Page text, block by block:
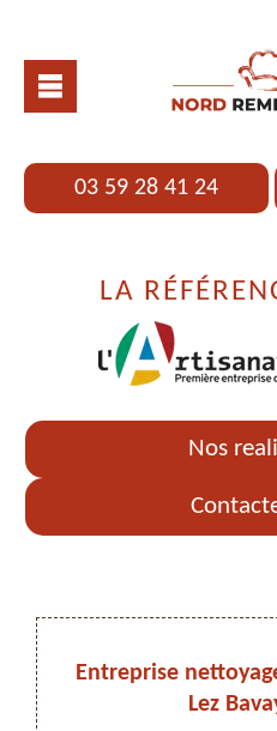
03 59 28 41 24
LA
Nos
Entreprise
Lez